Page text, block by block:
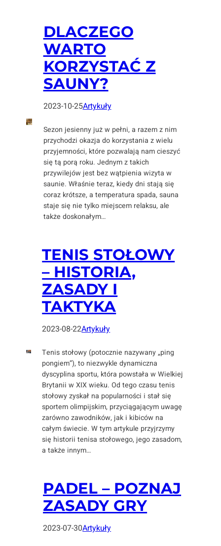
DLACZEGO
WARTO
KORZYSTAĆ Z
SAUNY?
2023-10-25Artykuły
Sezon jesienny już w pełni, a razem z nim
przychodzi okazja do korzystania z wielu
przyjemności, które pozwalają nam cieszyć
się tą porą roku. Jednym z takich
przywilejów jest bez wątpienia wizyta w
saunie. Właśnie teraz, kiedy dni stają się
coraz krótsze, a temperatura spada, sauna
staje się nie tylko miejscem relaksu, ale
także doskonałym…
TENIS STOŁOWY
– HISTORIA,
ZASADY I
TAKTYKA
2023-08-22Artykuły
Tenis stołowy (potocznie nazywany „ping
pongiem”), to niezwykle dynamiczna
dyscyplina sportu, która powstała w Wielkiej
Brytanii w XIX wieku. Od tego czasu tenis
stołowy zyskał na popularności i stał się
sportem olimpijskim, przyciągającym uwagę
zarówno zawodników, jak i kibiców na
całym świecie. W tym artykule przyjrzymy
się historii tenisa stołowego, jego zasadom,
a także innym…
PADEL – POZNAJ
ZASADY GRY
2023-07-30Artykuły